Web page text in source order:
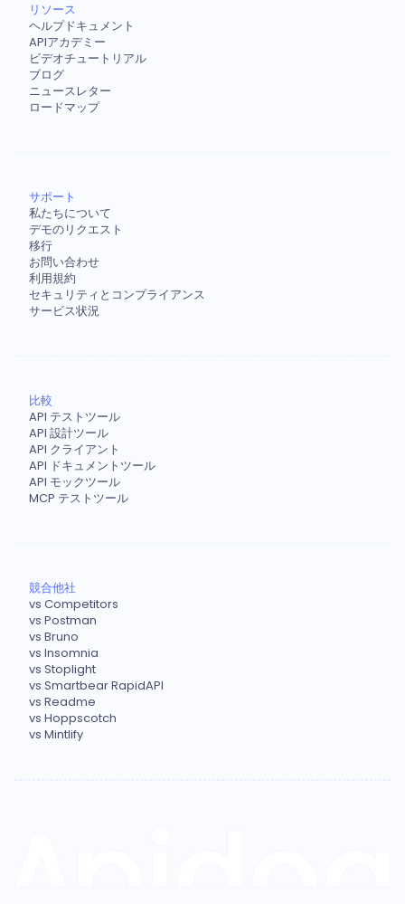
リソース
ヘルプドキュメント
APIアカデミー
ビデオチュートリアル
ブログ
ニュースレター
ロードマップ
サポート
私たちについて
デモのリクエスト
移行
お問い合わせ
利用規約
セキュリティとコンプライアンス
サービス状況
比較
API テストツール
API 設計ツール
API クライアント
API ドキュメントツール
API モックツール
MCP テストツール
競合他社
vs Competitors
vs Postman
vs Bruno
vs Insomnia
vs Stoplight
vs Smartbear RapidAPI
vs Readme
vs Hoppscotch
vs Mintlify